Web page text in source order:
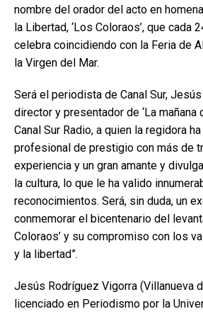
nombre del orador del acto en
la Libertad, ‘Los Coloraos’, que cada
celebra coincidiendo con la Feria de
la Virgen del Mar.
Será el periodista de Canal Sur, Jesús
director y presentador de ‘La mañana
Canal Sur Radio, a quien la regidora
profesional de prestigio con más de
experiencia y un gran amante y
la cultura, lo que le ha valido
reconocimientos. Será, sin duda, un
conmemorar el bicentenario del
Coloraos’ y su compromiso con los
y la libertad”.
Jesús Rodríguez Vigorra (Villanueva
licenciado en Periodismo por la